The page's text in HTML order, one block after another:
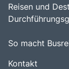
Reisen und
So macht
Kontakt